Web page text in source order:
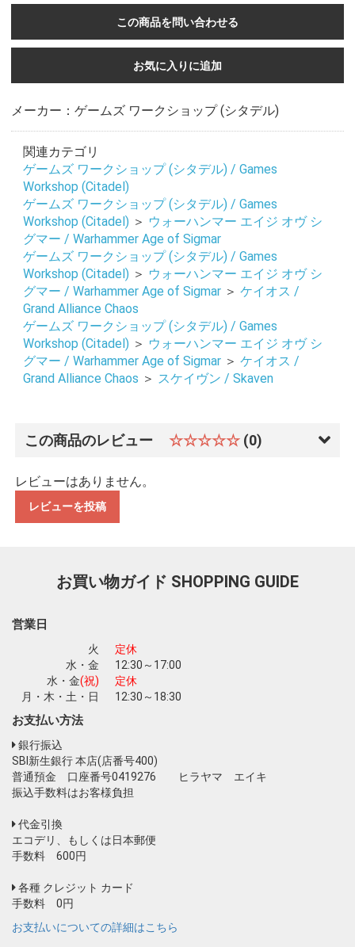
この商品を問い合わせる
お買い物を続ける
お気に入りに追加
メーカー：ゲームズ ワークショップ (シタデル)
関連カテゴリ
ゲームズ ワークショップ (シタデル) / Games
Workshop (Citadel)
ゲームズ ワークショップ (シタデル) / Games
Workshop (Citadel) ＞ ウォーハンマー エイジ オヴ シ
グマー / Warhammer Age of Sigmar
ゲームズ ワークショップ (シタデル) / Games
Workshop (Citadel) ＞ ウォーハンマー エイジ オヴ シ
グマー / Warhammer Age of Sigmar ＞ ケイオス /
Grand Alliance Chaos
ゲームズ ワークショップ (シタデル) / Games
Workshop (Citadel) ＞ ウォーハンマー エイジ オヴ シ
グマー / Warhammer Age of Sigmar ＞ ケイオス /
Grand Alliance Chaos ＞ スケイヴン / Skaven
この商品のレビュー ☆☆☆☆☆ (0)
レビューはありません。
レビューを投稿
お買い物ガイド SHOPPING GUIDE
営業日
火
定休
水・金
12:30～17:00
水・金(祝)
定休
月・木・土・日
12:30～18:30
お支払い方法
銀行振込
SBI新生銀行 本店(店番号400)
普通預金 口座番号0419276 ヒラヤマ エイキ
振込手数料はお客様負担
代金引換
エコデリ、もしくは日本郵便
手数料 600円
各種 クレジット カード
手数料 0円
お支払いについての詳細はこちら